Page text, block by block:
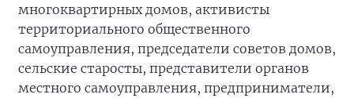
многоквартирных домов, активисты
территориального общественного
самоуправления, председатели советов домов,
сельские старосты, представители органов
местного самоуправления, предприниматели,